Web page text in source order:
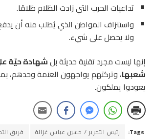
تداعيات الحرب التي زادت الظلام ظلامًا.
واستنزاف المواطن الذي يُطلب منه أن
ولا يحصل على شيء.
إنها ليست مجرد تقنية حديثة بلشهادة حيّة
شعبها، وتركتهم يواجهون العتمة وحدهم،
يعودوا يملكون.
Tags: رئيس التحرير / حسين عباس غزالة فريق